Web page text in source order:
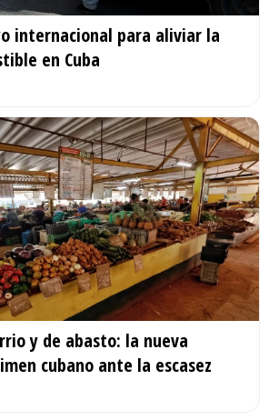
internacional para aliviar la
en Cuba
y de abasto: la nueva
cubano ante la escasez